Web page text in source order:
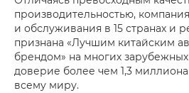
производительностью,
и обслуживания в 15 странах и
признана «Лучшим китайским
брендом» на многих
доверие более чем 1,3
всему миру.